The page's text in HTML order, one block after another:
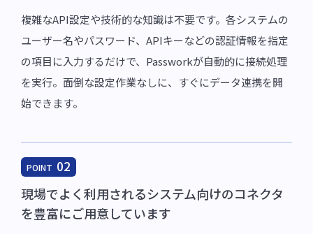
複雑なAPI設定や技術的な知識は不要です。各システムの
ユーザー名やパスワード、APIキーなどの認証情報を指定
の項目に入力するだけで、Passworkが自動的に接続処理
を実行。面倒な設定作業なしに、すぐにデータ連携を開
始できます。
POINT 02
現場でよく利用されるシステム向けのコネクタ
を豊富にご用意しています